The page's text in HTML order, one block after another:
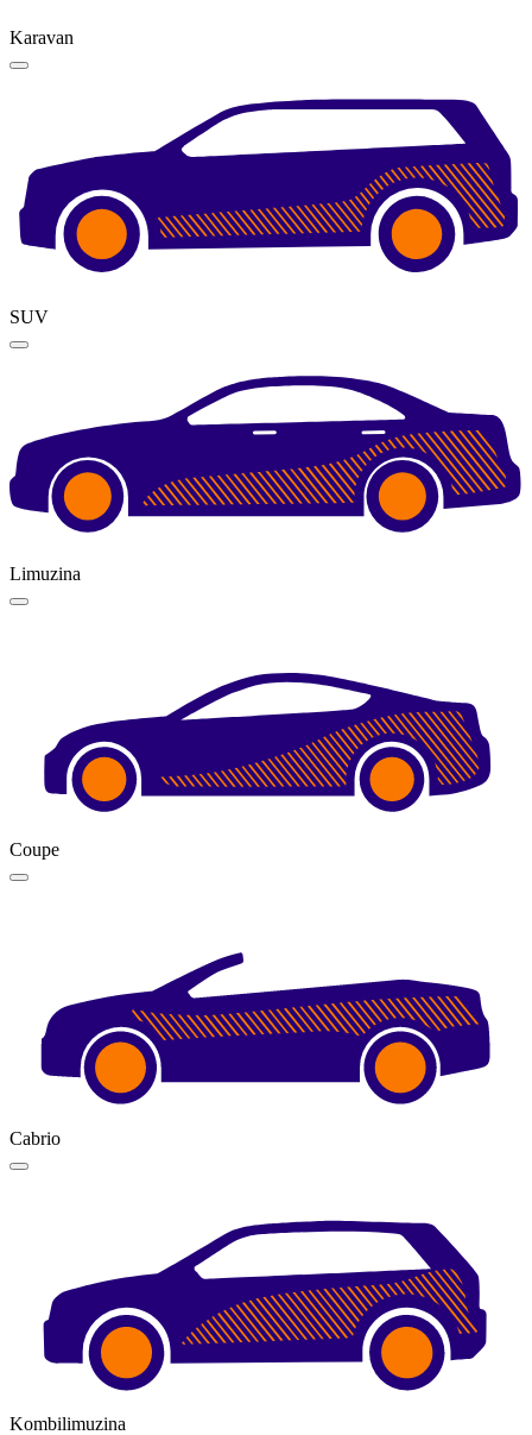
Karavan
SUV
Limuzina
Coupe
Cabrio
Kombilimuzina